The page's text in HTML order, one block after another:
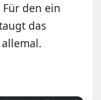
den ein
das